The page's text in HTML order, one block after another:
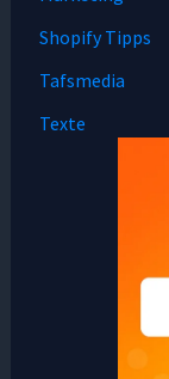
Shopify Tipps
Tafsmedia
Texte